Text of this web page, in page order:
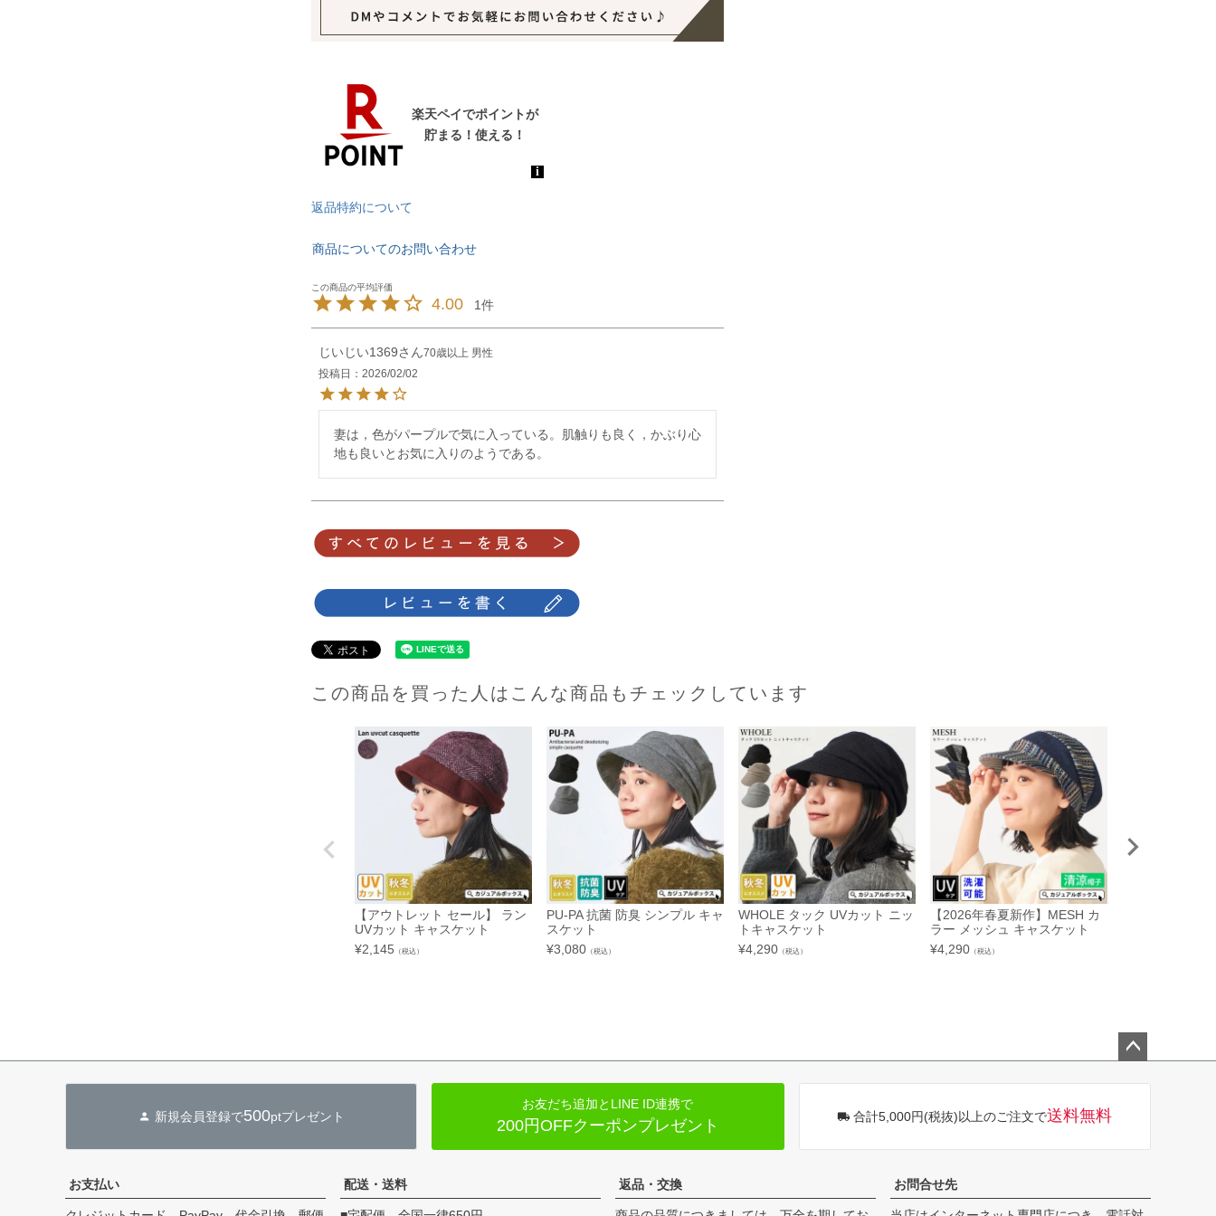
返品特約について
商品についてのお問い合わせ
4.00 1
じいじい1369 70歳以上 男性
投稿日
2026/02/02
妻は，色がパープルで気に入っている。肌触りも良く，かぶり心
地も良いとお気に入りのようである。
この商品を買った人はこんな商品もチェックしています
【アウトレット セール】 ラン
UVカット キャスケット
¥2,145 （税込）
PU-PA 抗菌 防臭 シンプル キャ
スケット
¥3,080 （税込）
WHOLE タック UVカット ニッ
トキャスケット
¥4,290 （税込）
【2026年春夏新作】MESH カ
ラー メッシュ キャスケット
¥4,290 （税込）
新規会員登録で500ptプレゼント
お友だち追加とLINE ID連携で
200円OFFクーポンプレゼント 合計5,000円(税抜)以上のご注文で送料無料
お支払い 配送・送料 返品・交換 お問合せ先